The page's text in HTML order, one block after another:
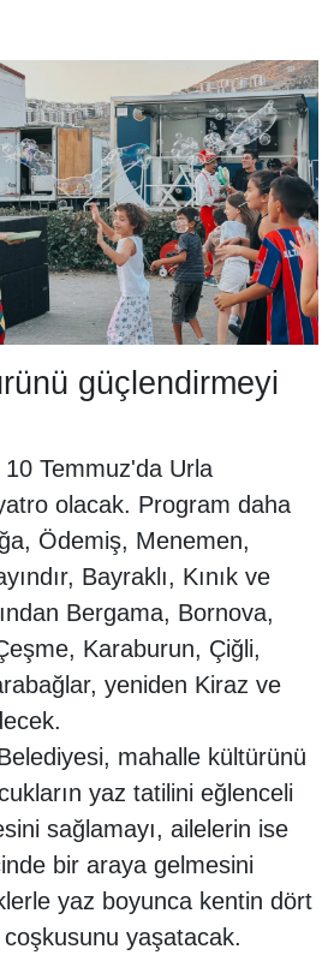
güçlendirmeyi
10 Temmuz'da Urla
olacak. Program daha
Ödemiş, Menemen,
Bayraklı, Kınık ve
Bergama, Bornova,
Karaburun, Çiğli,
yeniden Kiraz ve
mahalle kültürünü
yaz tatilini eğlenceli
sağlamayı, ailelerin ise
bir araya gelmesini
yaz boyunca kentin dört
coşkusunu yaşatacak.